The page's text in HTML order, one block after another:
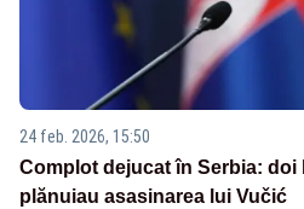
24 feb. 2026, 15:50
Complot dejucat în Serbia: doi
plănuiau asasinarea lui Vučić